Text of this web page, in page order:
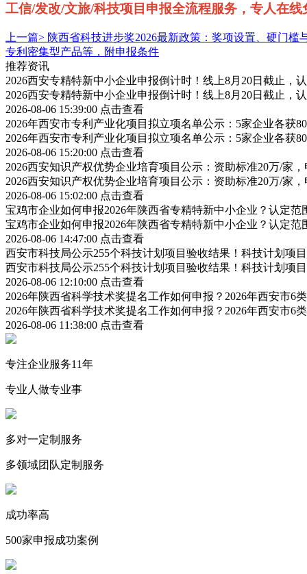
工信/发改/文旅/科技项目申报全流程服务，专人在
上一篇> 陕西省科技进步奖2026最新政策：奖项设置、硬门槛
专利密集型产品等，附申报条件
推荐资讯
2026西安专精特新中小企业申报倒计时！线上8月20日截止，
2026西安专精特新中小企业申报倒计时！线上8月20日截止，
2026-08-06 15:39:00 点击查看
2026年西安市专利产业化项目拟立项名单公示：5家企业各获
2026年西安市专利产业化项目拟立项名单公示：5家企业各获
2026-08-06 15:20:00 点击查看
2026西安知识产权优势企业培育项目公示：资助标准20万/家
2026西安知识产权优势企业培育项目公示：资助标准20万/家
2026-08-06 15:02:00 点击查看
宝鸡市企业如何申报2026年陕西省专精特新中小企业？认定
宝鸡市企业如何申报2026年陕西省专精特新中小企业？认定
2026-08-06 14:47:00 点击查看
西安市科技局公示255个科技计划项目验收结果！科技计划项
西安市科技局公示255个科技计划项目验收结果！科技计划项
2026-08-06 12:10:00 点击查看
2026年陕西省科学技术奖提名工作如何申报？2026年西安市6
2026年陕西省科学技术奖提名工作如何申报？2026年西安市6
2026-08-06 11:38:00 点击查看
专注企业服务11年
专业人做专业事
多对一定制服务
多领域团队定制服务
成功率高
500家申报成功案例